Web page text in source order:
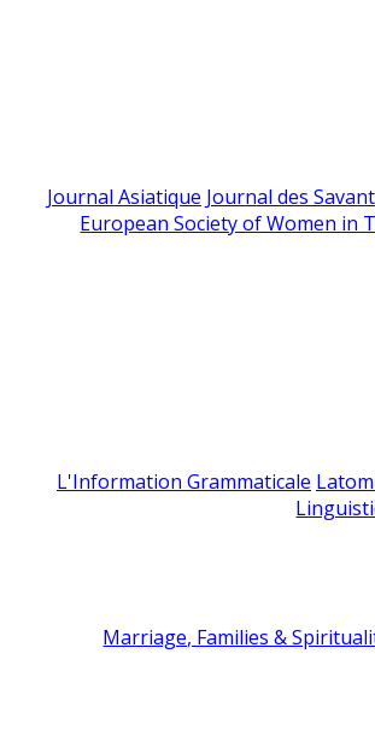
Journal Asiatique Journal des
European Society of Women in
L'Information Grammaticale
Marriage, Families &